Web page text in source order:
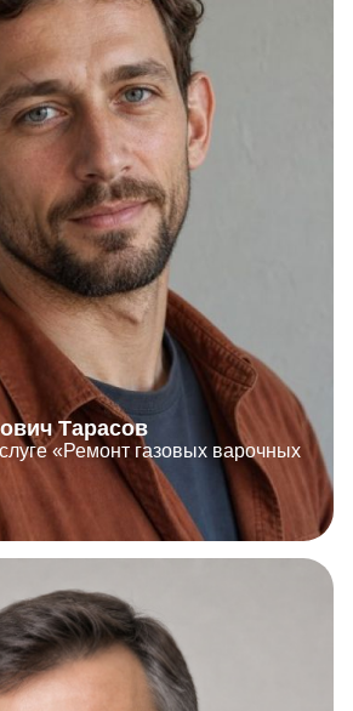
Тарасов
«Ремонт газовых варочных